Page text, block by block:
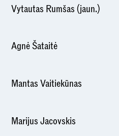
Vytautas Rumšas (jaun.)
Agnė Šataitė
Mantas Vaitiekūnas
Marijus Jacovskis